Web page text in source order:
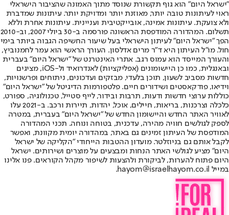
"ישראל היום" הוא גוף תקשורת שנוסד מתוך האמונה שהציבור הישראלי
ראוי לעיתונות טובה יותר, מאוזנת יותר ומדויקת יותר. עיתונות שמדברת
ולא צועקת. עיתונות אמינה, אובייקטיבית ועניינית. עיתונות אחרת וללא
תשלום. המהדורה המודפסת הראשונה פורסמה ב-30 ביולי 2007, וב-2010
הפך "ישראל היום" לעיתון הישראלי בעל שיעור החשיפה הגבוה ביותר בימי
חול. מו"ל העיתון היא ד"ר מרים אדלסון. העורך הראשי הוא עמר לחמנוביץ,
והעורך המייסד הוא עמוס רגב. אתרי האינטרנט של "ישראל היום" בעברית
ובאנגלית, כמו כן היישומונים (אפליקציות) לאנדרואיד ול-iOS, מציגים
חדשות מסביב לשעון, תוכן בלעדי, מבזקים ועדכונים, ניתוחים ופרשנויות,
וידיאו, פודקאסטים ושידורים חיים. פלטפורמות הדיגיטל של "ישראל היום"
כוללות ערוצי חדשות ודעות, תרבות ובידור, לייף סטייל, טכנולוגיה, ספורט,
כלכלה וצרכנות, בריאות, חיילים, אוכל, יהדות, תיירות ורכב. ב-2021 עלו
לאוויר האתר החדש והיישומון החדש של "ישראל היום" בעברית, במטרה
לספק לגולשים חוויה מהירה, עדכנית, בטוחה ונוחה. תכני המהדורה
המודפסת של העיתון זמינים גם באתר, במהדורה יומית מקוונת, ואפשר
לקבל אותם גם בניוזלטר. מועדון ההטבות הייחודי "הקליקה של ישראל
היום" מציע לגולשי האתר הנחות ומבצעים על מוצרים ושירותים. ישראל
היום פתוח להערות, לביקורת ולהצעות לשיפור מקהל הקוראים. פנו אלינו
במייל hayom@israelhayom.co.il.